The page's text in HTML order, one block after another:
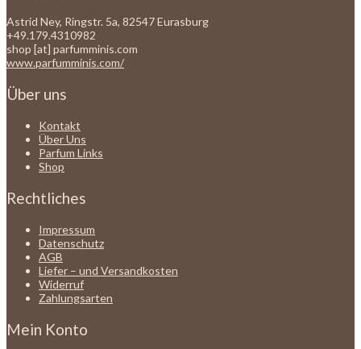
Astrid Ney, Ringstr. 5a, 82547 Eurasburg
+49.179.4310982
shop [at] parfumminis.com
www.parfumminis.com/
Über uns
Kontakt
Über Uns
Parfum Links
Shop
Rechtliches
Impressum
Datenschutz
AGB
Liefer – und Versandkosten
Widerruf
Zahlungsarten
Mein Konto